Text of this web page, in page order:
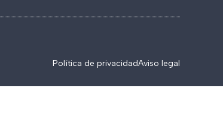
Política de privacidadAviso legal